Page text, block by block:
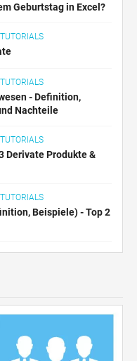
Geburtstag in Excel?
- Definition,
Nachteile
Derivate Produkte &
Beispiele) - Top 2